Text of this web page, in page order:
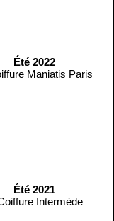
Été 2022
Été 2021